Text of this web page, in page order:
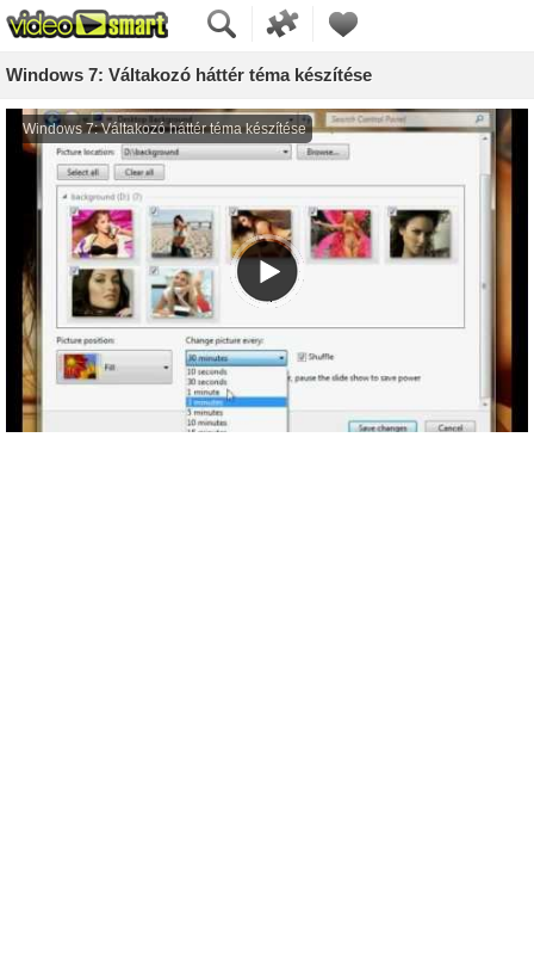
Windows 7: Váltakozó háttér téma készítése